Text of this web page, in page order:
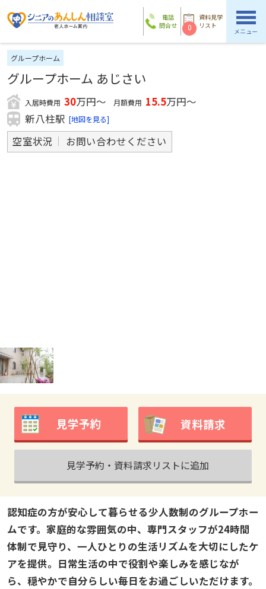
電話
問合せ
資料見学
リスト
0 メニュー
グループホーム
グループホーム あじさい
入居時費用 30万円～ 月額費用 15.5万円～
新八柱駅 [地図を見る]
空室状況 お問い合わせください
見学予約 資料請求
見学予約・資料請求リストに追加
認知症の方が安心して暮らせる少人数制のグループホー
ムです。家庭的な雰囲気の中、専門スタッフが24時間
体制で見守り、一人ひとりの生活リズムを大切にしたケ
アを提供。日常生活の中で役割や楽しみを感じなが
ら、穏やかで自分らしい毎日をお過ごしいただけます。